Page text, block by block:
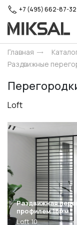
+7 (495) 662-87-32
Главная
Раздвижные
Loft
Раздвижная
профилем 18мм
Loft 10